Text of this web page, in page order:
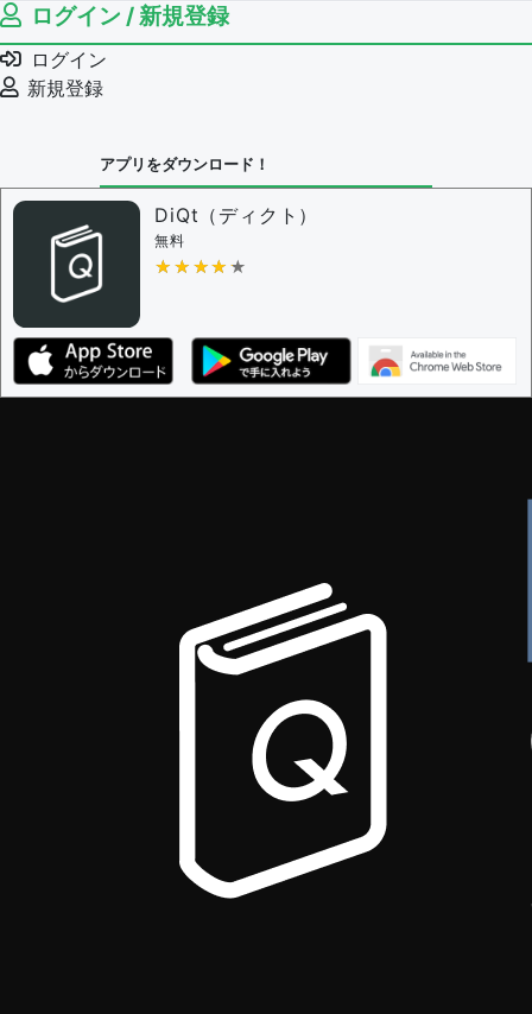
ログイン / 新規登録
ログイン
新規登録
アプリをダウンロード！
DiQt（ディクト）
無料
★★★★★
★★★★★